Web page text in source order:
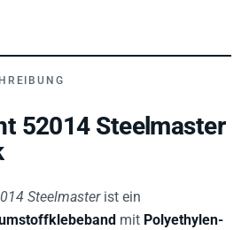
52014 Steelmaster
Steelmasterist ein
mit Polyethylen-